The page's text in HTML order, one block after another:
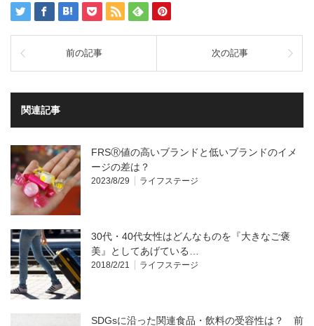
前の記事 次の記事
関連記事
FRSⓇ値の高いブランドと低いブランドのイメ
ージの差は？
2023/8/29 ライフステージ
30代・40代女性はどんなものを『大きなご褒
美』としてあげている…
2018/2/21 ライフステージ
SDGsに沿った関連食品・飲料の受容性は？ 前